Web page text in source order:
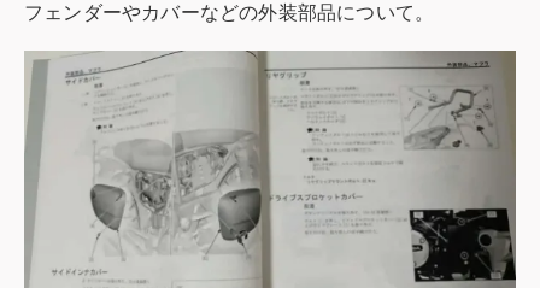
フェンダーやカバーなどの外装部品について。